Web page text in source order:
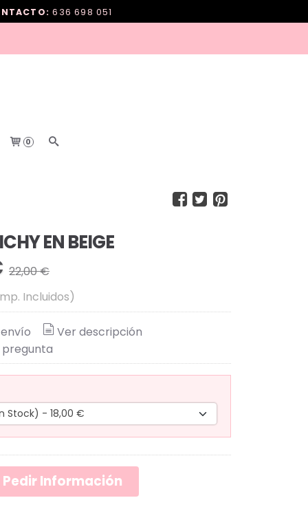
636 698 051
0
EN BEIGE
22,00 €
Incluidos)
Ver descripción
pregunta
Pedir Información